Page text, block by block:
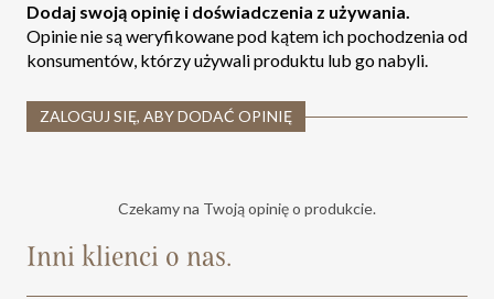
Dodaj swoją opinię i doświadczenia z używania.
Opinie nie są weryfikowane pod kątem ich pochodzenia od
konsumentów, którzy używali produktu lub go nabyli.
ZALOGUJ SIĘ, ABY DODAĆ OPINIĘ
Czekamy na Twoją opinię o produkcie.
Inni klienci o nas.